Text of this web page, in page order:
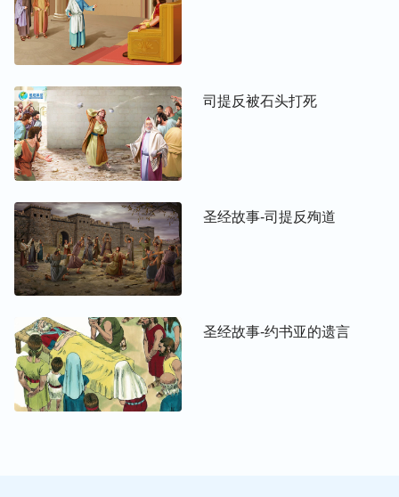
司提反被石头打死
圣经故事-司提反殉道
圣经故事-约书亚的遗言